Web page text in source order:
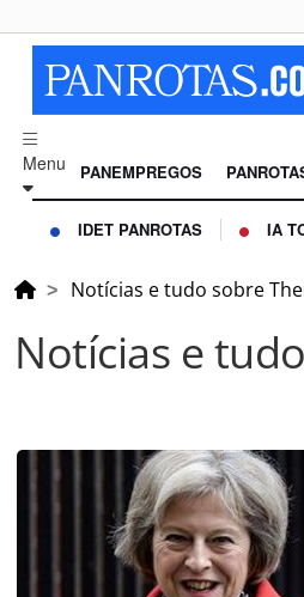
Menu PANEMPREGOS
IDET PANROTAS IA
Notícias e tudo sobre
Notícias e